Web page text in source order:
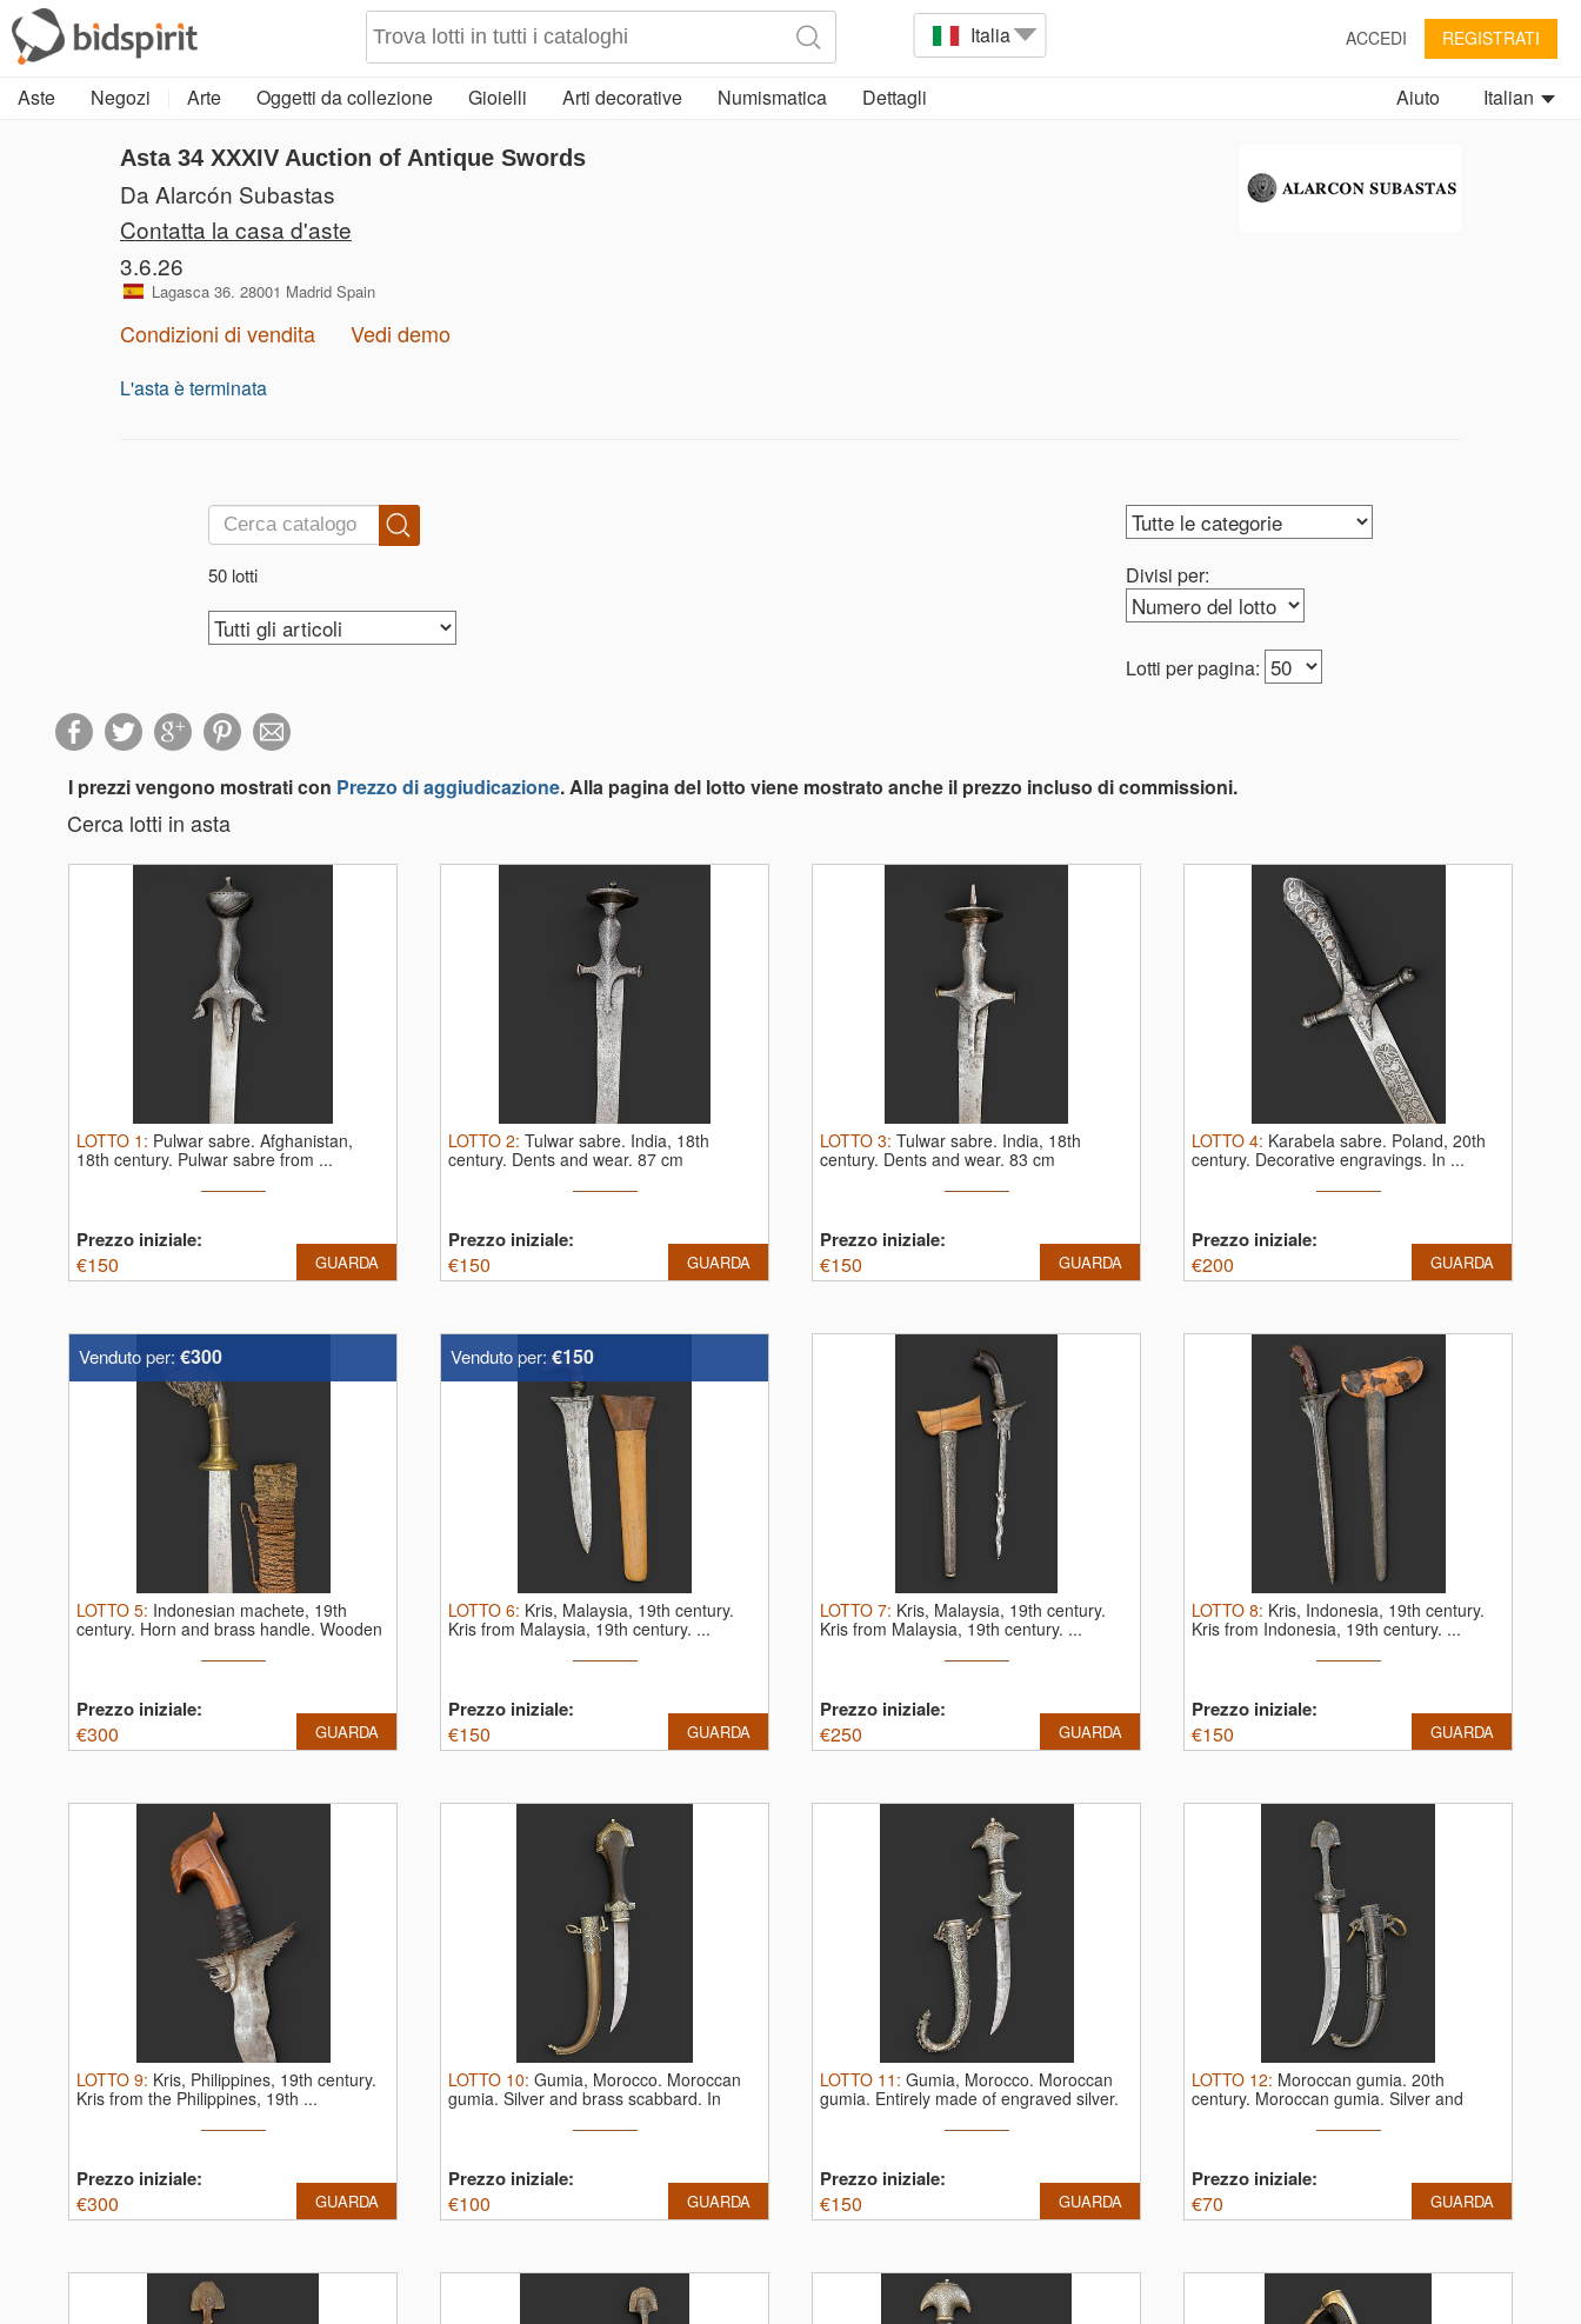
Italia ACCEDI REGISTRATI
Aste Negozi Arte Oggetti da collezione Gioielli Arti decorative Numismatica Dettagli Italian
Aiuto
Asta 34 XXXIV Auction of Antique Swords
Da Alarcón Subastas
Contatta la casa d'aste
3.6.26
Lagasca 36. 28001 Madrid Spain
Condizioni di vendita Vedi demo
L'asta è terminata
50 lotti Divisi per:
Lotti per pagina:
I prezzi vengono mostrati con Prezzo di aggiudicazione. Alla pagina del lotto viene mostrato anche il prezzo incluso di commissioni.
Cerca lotti in asta
LOTTO 1 : Pulwar sabre. Afghanistan,
18th century. Pulwar sabre from ...
Prezzo iniziale:
€150 GUARDA
LOTTO 2: Tulwar sabre. India, 18th
century. Dents and wear. 87 cm
Prezzo iniziale:
€150 GUARDA
LOTTO 3: Tulwar sabre. India, 18th
century. Dents and wear. 83 cm
Prezzo iniziale:
€150 GUARDA
LOTTO 4: Karabela sabre. Poland, 20th
century. Decorative engravings. In ...
Prezzo iniziale:
€200 GUARDA
Venduto per: €300
LOTTO 5: Indonesian machete, 19th
century. Horn and brass handle. Wooden
Prezzo iniziale:
€300 GUARDA
Venduto per: €150
LOTTO 6: Kris, Malaysia, 19th century.
Kris from Malaysia, 19th century. ...
Prezzo iniziale:
€150 GUARDA
LOTTO 7: Kris, Malaysia, 19th century.
Kris from Malaysia, 19th century. ...
Prezzo iniziale:
€250 GUARDA
LOTTO 8: Kris, Indonesia, 19th century.
Kris from Indonesia, 19th century. ...
Prezzo iniziale:
€150 GUARDA
LOTTO 9: Kris, Philippines, 19th century.
Kris from the Philippines, 19th ...
Prezzo iniziale:
€300 GUARDA
LOTTO 10: Gumia, Morocco. Moroccan
gumia. Silver and brass scabbard. In
Prezzo iniziale:
€100 GUARDA
LOTTO 11 : Gumia, Morocco. Moroccan
gumia. Entirely made of engraved silver.
Prezzo iniziale:
€150 GUARDA
LOTTO 12: Moroccan gumia. 20th
century. Moroccan gumia. Silver and
Prezzo iniziale:
€70 GUARDA